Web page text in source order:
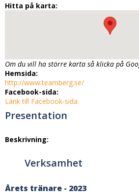
Hitta på karta:
Om du vill ha större karta så klicka på
Hemsida:
http://www.teamberg.se/
Facebook-sida:
Länk till Facebook-sida
Presentation
Beskrivning:
Verksamhet
Årets tränare - 2023